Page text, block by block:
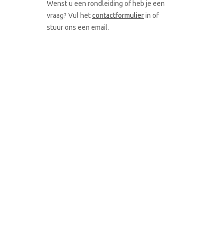
Wenst u een rondleiding of heb je een
vraag? Vul hetcontactformulierin of
stuur ons een email.